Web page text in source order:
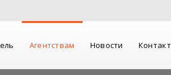
Агентствам Новости